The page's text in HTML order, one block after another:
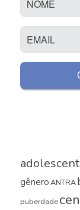
gêneroANTRA
puberdade